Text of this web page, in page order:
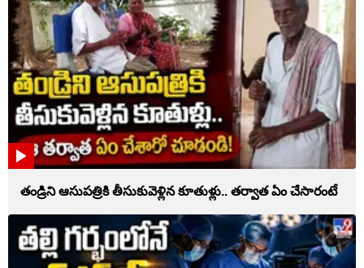
తండ్రిని ఆసుపత్రికి తీసుకువెళ్లిన కూతుళ్లు.. తర్వాత ఏం చేసారంటే